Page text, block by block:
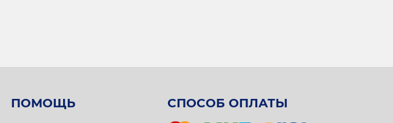
ПОМОЩЬ СПОСОБ ОПЛАТЫ